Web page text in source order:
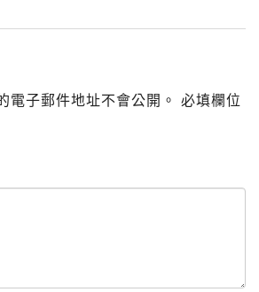
電子郵件地址不會公開。 必填欄位